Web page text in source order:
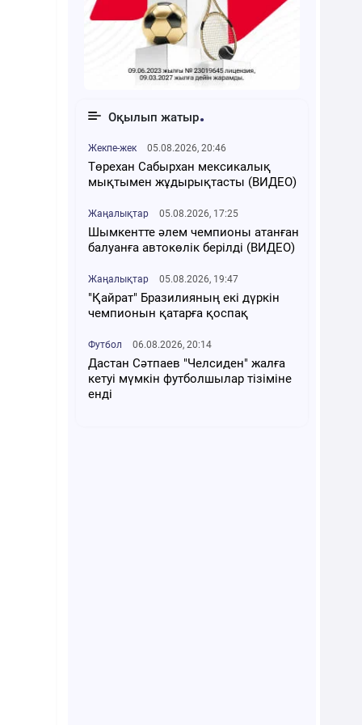
Оқылып жатыр
Жекпе-жек 05.08.2026, 20:46
Төрехан Сабырхан мексикалық
мықтымен жұдырықтасты (ВИДЕО)
Жаңалықтар 05.08.2026, 17:25
Шымкентте әлем чемпионы атанған
балуанға автокөлік берілді (ВИДЕО)
Жаңалықтар 05.08.2026, 19:47
"Қайрат" Бразилияның екі дүркін
чемпионын қатарға қоспақ
Футбол 06.08.2026, 20:14
Дастан Сәтпаев "Челсиден" жалға
кетуі мүмкін футболшылар тізіміне
енді